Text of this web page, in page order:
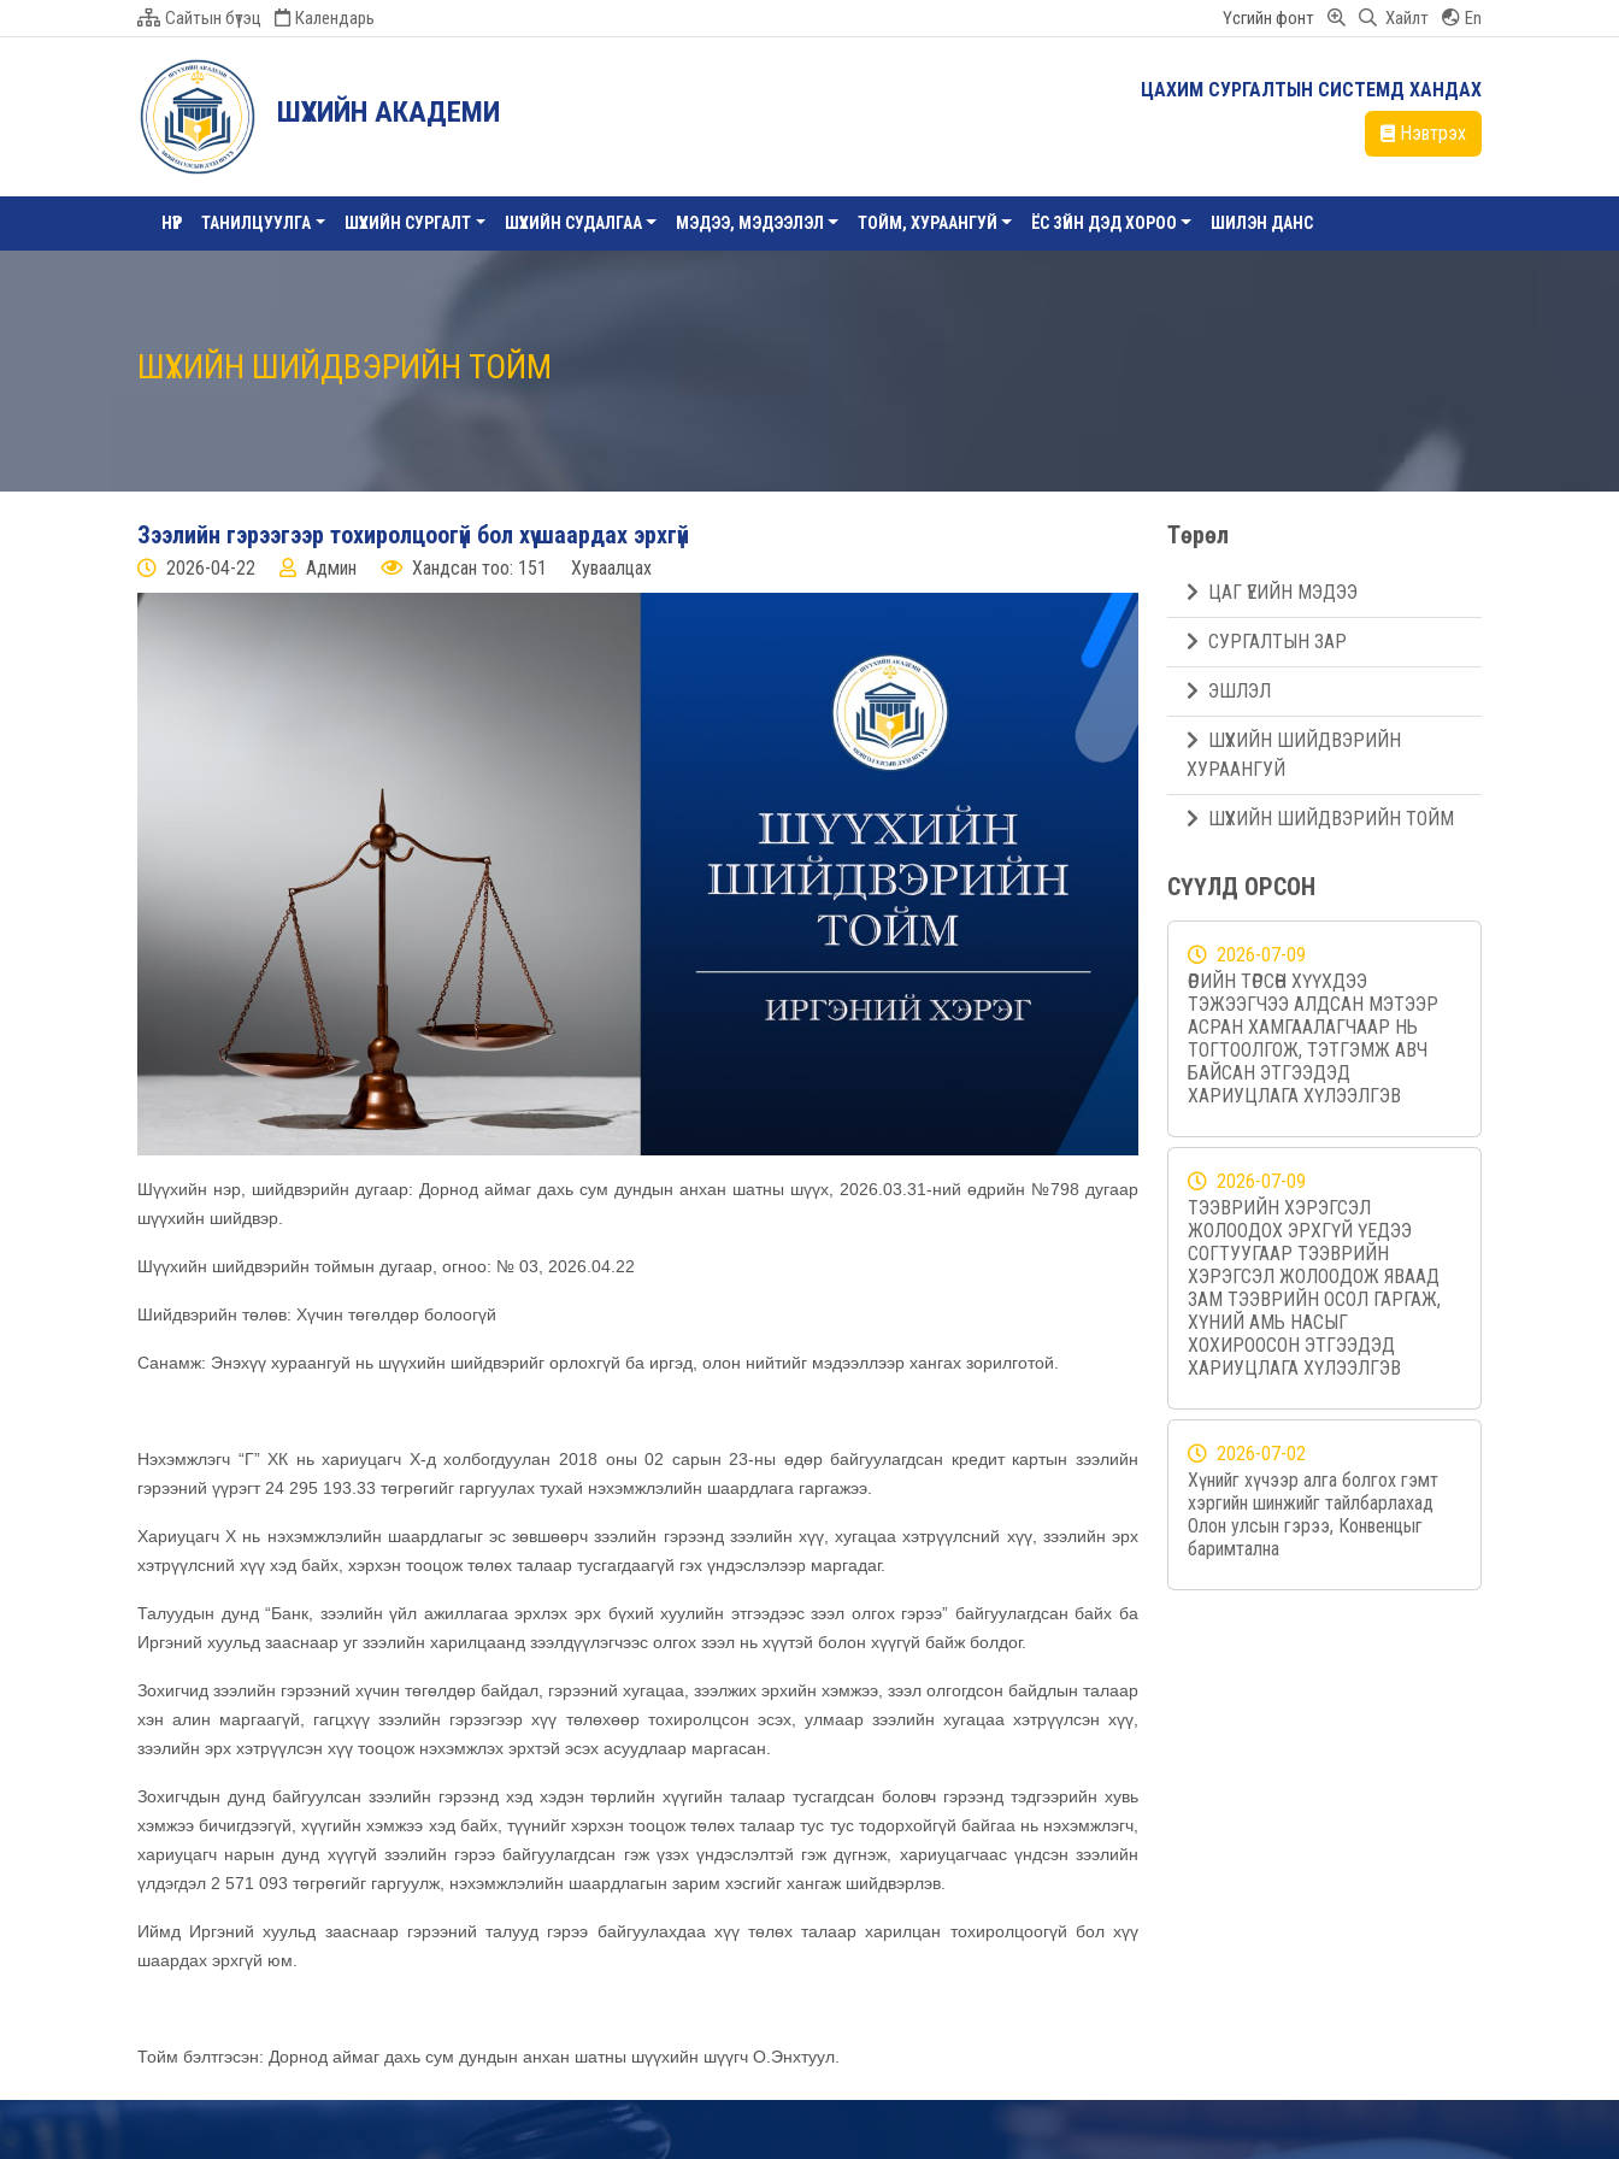
Сайтын бүтэц Календарь Үсгийн фонт Хайлт En
ШҮҮХИЙН АКАДЕМИ
ЦАХИМ СУРГАЛТЫН СИСТЕМД ХАНДАХ
Нэвтрэх
НҮҮР ТАНИЛЦУУЛГА ШҮҮХИЙН СУРГАЛТ ШҮҮХИЙН СУДАЛГАА МЭДЭЭ, МЭДЭЭЛЭЛ ТОЙМ, ХУРААНГУЙ ЁС ЗҮЙН ДЭД ХОРОО ШИЛЭН ДАНС
ШҮҮХИЙН ШИЙДВЭРИЙН ТОЙМ
Зээлийн гэрээгээр тохиролцоогүй бол хүү шаардах эрхгүй
2026-04-22 Админ Хандсан тоо: 151 Хуваалцах
Шүүхийн нэр, шийдвэрийн дугаар: Дорнод аймаг дахь сум дундын анхан шатны шүүх, 2026.03.31-ний өдрийн №798 дугаар
шүүхийн шийдвэр.
Шүүхийн шийдвэрийн тоймын дугаар, огноо: № 03, 2026.04.22
Шийдвэрийн төлөв: Хүчин төгөлдөр болоогүй
Санамж: Энэхүү хураангуй нь шүүхийн шийдвэрийг орлохгүй ба иргэд, олон нийтийг мэдээллээр хангах зорилготой.
Нэхэмжлэгч “Г” ХК нь хариуцагч Х-д холбогдуулан 2018 оны 02 сарын 23-ны өдөр байгуулагдсан кредит картын зээлийн
гэрээний үүрэгт 24 295 193.33 төгрөгийг гаргуулах тухай нэхэмжлэлийн шаардлага гаргажээ.
Хариуцагч Х нь нэхэмжлэлийн шаардлагыг эс зөвшөөрч зээлийн гэрээнд зээлийн хүү, хугацаа хэтрүүлсний хүү, зээлийн эрх
хэтрүүлсний хүү хэд байх, хэрхэн тооцож төлөх талаар тусгагдаагүй гэх үндэслэлээр маргадаг.
Талуудын дунд “Банк, зээлийн үйл ажиллагаа эрхлэх эрх бүхий хуулийн этгээдээс зээл олгох гэрээ” байгуулагдсан байх ба
Иргэний хуульд зааснаар уг зээлийн харилцаанд зээлдүүлэгчээс олгох зээл нь хүүтэй болон хүүгүй байж болдог.
Зохигчид зээлийн гэрээний хүчин төгөлдөр байдал, гэрээний хугацаа, зээлжих эрхийн хэмжээ, зээл олгогдсон байдлын талаар
хэн алин маргаагүй, гагцхүү зээлийн гэрээгээр хүү төлөхөөр тохиролцсон эсэх, улмаар зээлийн хугацаа хэтрүүлсэн хүү,
зээлийн эрх хэтрүүлсэн хүү тооцож нэхэмжлэх эрхтэй эсэх асуудлаар маргасан.
Зохигчдын дунд байгуулсан зээлийн гэрээнд хэд хэдэн төрлийн хүүгийн талаар тусгагдсан боловч гэрээнд тэдгээрийн хувь
хэмжээ бичигдээгүй, хүүгийн хэмжээ хэд байх, түүнийг хэрхэн тооцож төлөх талаар тус тус тодорхойгүй байгаа нь нэхэмжлэгч,
хариуцагч нарын дунд хүүгүй зээлийн гэрээ байгуулагдсан гэж үзэх үндэслэлтэй гэж дүгнэж, хариуцагчаас үндсэн зээлийн
үлдэгдэл 2 571 093 төгрөгийг гаргуулж, нэхэмжлэлийн шаардлагын зарим хэсгийг хангаж шийдвэрлэв.
Иймд Иргэний хуульд зааснаар гэрээний талууд гэрээ байгуулахдаа хүү төлөх талаар харилцан тохиролцоогүй бол хүү
шаардах эрхгүй юм.
Тойм бэлтгэсэн: Дорнод аймаг дахь сум дундын анхан шатны шүүхийн шүүгч О.Энхтуул.
Төрөл
ЦАГ ҮЕИЙН МЭДЭЭ
СУРГАЛТЫН ЗАР
ЭШЛЭЛ
ШҮҮХИЙН ШИЙДВЭРИЙН
ХУРААНГУЙ
ШҮҮХИЙН ШИЙДВЭРИЙН ТОЙМ
СҮҮЛД ОРСОН
2026-07-09
ӨӨРИЙН ТӨРСӨН ХҮҮХДЭЭ
ТЭЖЭЭГЧЭЭ АЛДСАН МЭТЭЭР
АСРАН ХАМГААЛАГЧААР НЬ
ТОГТООЛГОЖ, ТЭТГЭМЖ АВЧ
БАЙСАН ЭТГЭЭДЭД
ХАРИУЦЛАГА ХҮЛЭЭЛГЭВ
2026-07-09
ТЭЭВРИЙН ХЭРЭГСЭЛ
ЖОЛООДОХ ЭРХГҮЙ ҮЕДЭЭ
СОГТУУГААР ТЭЭВРИЙН
ХЭРЭГСЭЛ ЖОЛООДОЖ ЯВААД
ЗАМ ТЭЭВРИЙН ОСОЛ ГАРГАЖ,
ХҮНИЙ АМЬ НАСЫГ
ХОХИРООСОН ЭТГЭЭДЭД
ХАРИУЦЛАГА ХҮЛЭЭЛГЭВ
2026-07-02
Хүнийг хүчээр алга болгох гэмт
хэргийн шинжийг тайлбарлахад
Олон улсын гэрээ, Конвенцыг
баримтална